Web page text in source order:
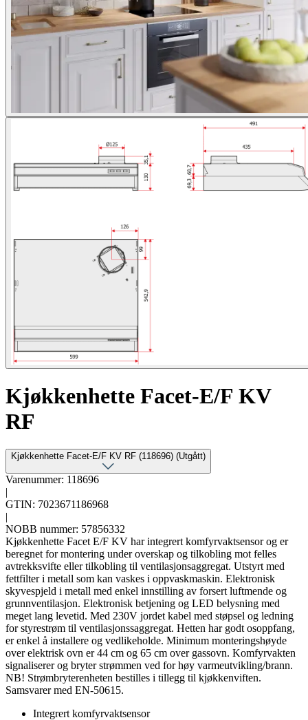
Kjøkkenhette Facet-E/F KV
RF
Kjøkkenhette Facet-E/F KV RF (118696) (Utgått)
Varenummer: 118696
GTIN: 7023671186968
NOBB nummer: 57856332
Kjøkkenhette Facet E/F KV har integrert komfyrvaktsensor og er
beregnet for montering under overskap og tilkobling mot felles
avtrekksvifte eller tilkobling til ventilasjonsaggregat. Utstyrt med
fettfilter i metall som kan vaskes i oppvaskmaskin. Elektronisk
skyvespjeld i metall med enkel innstilling av forsert luftmende og
grunnventilasjon. Elektronisk betjening og LED belysning med
meget lang levetid. Med 230V jordet kabel med støpsel og ledning
for styrestrøm til ventilasjonssaggregat. Hetten har godt osoppfang,
er enkel å installere og vedlikeholde. Minimum monteringshøyde
over elektrisk ovn er 44 cm og 65 cm over gassovn. Komfyrvakten
signaliserer og bryter strømmen ved for høy varmeutvikling/brann.
NB! Strømbryterenheten bestilles i tillegg til kjøkkenviften.
Samsvarer med EN-50615.
Integrert komfyrvaktsensor